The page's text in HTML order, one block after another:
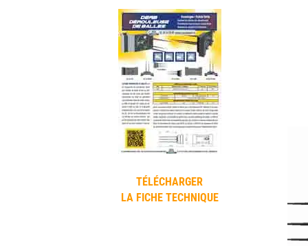
TÉLÉCHARGER
LA FICHE TECHNIQUE